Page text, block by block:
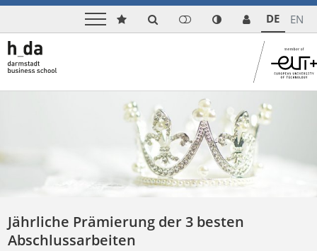
DE EN
Jährliche Prämierung der 3 besten
Abschlussarbeiten